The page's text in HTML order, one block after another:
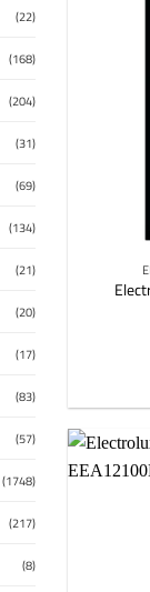
(22)
(168)
(204)
(31)
(69)
(134)
(21)
(20)
(17)
(83)
(57)
(1748)
(217)
(8)